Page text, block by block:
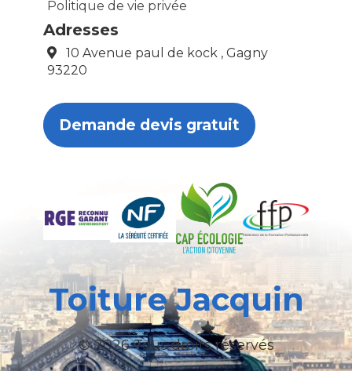
Politique de vie privée
Adresses
10 Avenue paul de kock , Gagny
93220
Demande devis gratuit
Toiture Jacquin
© 2026 Tous droits réservés